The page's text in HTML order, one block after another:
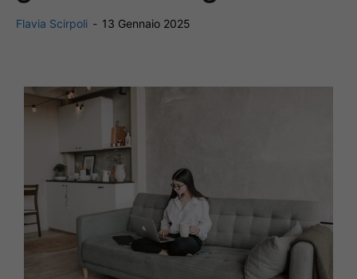
Flavia Scirpoli - 13 Gennaio 2025